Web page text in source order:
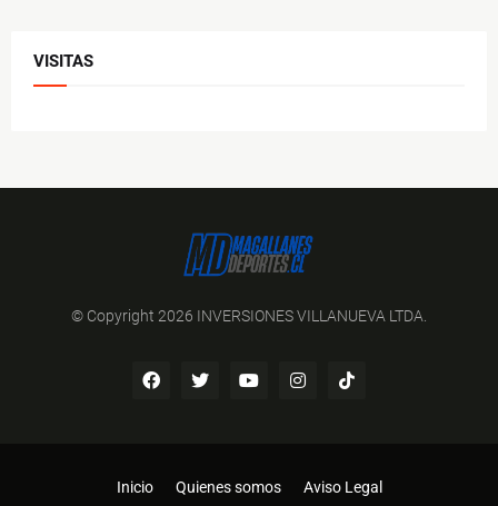
VISITAS
© Copyright 2026 INVERSIONES VILLANUEVA LTDA.
Inicio Quienes somos Aviso Legal